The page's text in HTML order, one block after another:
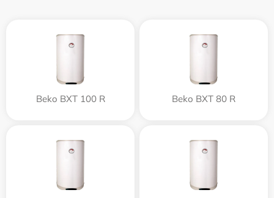
Beko BXT 100 R Beko BXT 80 R